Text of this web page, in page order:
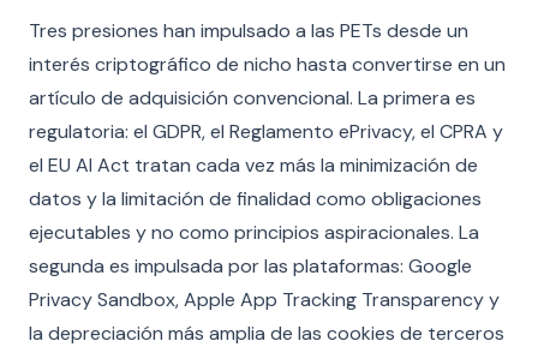
Tres presiones han impulsado a las PETs desde un
interés criptográfico de nicho hasta convertirse en un
artículo de adquisición convencional. La primera es
regulatoria: el GDPR, el Reglamento ePrivacy, el CPRA y
el EU AI Act tratan cada vez más la minimización de
datos y la limitación de finalidad como obligaciones
ejecutables y no como principios aspiracionales. La
segunda es impulsada por las plataformas: Google
Privacy Sandbox, Apple App Tracking Transparency y
la depreciación más amplia de las cookies de terceros